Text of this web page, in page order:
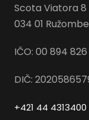
Scota Viatora 8
034 01
IČO: 00 894 826
DIČ:
+421 44 4313400